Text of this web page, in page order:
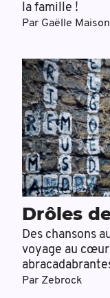
la famille !
Par Gaëlle
Drôles
Des chansons
voyage au
Par Zebrock